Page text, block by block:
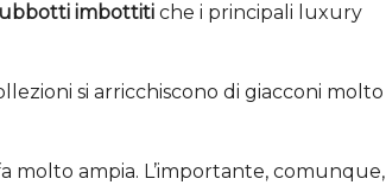
imbottiti che i principali luxury
si arricchiscono di giacconi molto
molto ampia. L’importante, comunque,